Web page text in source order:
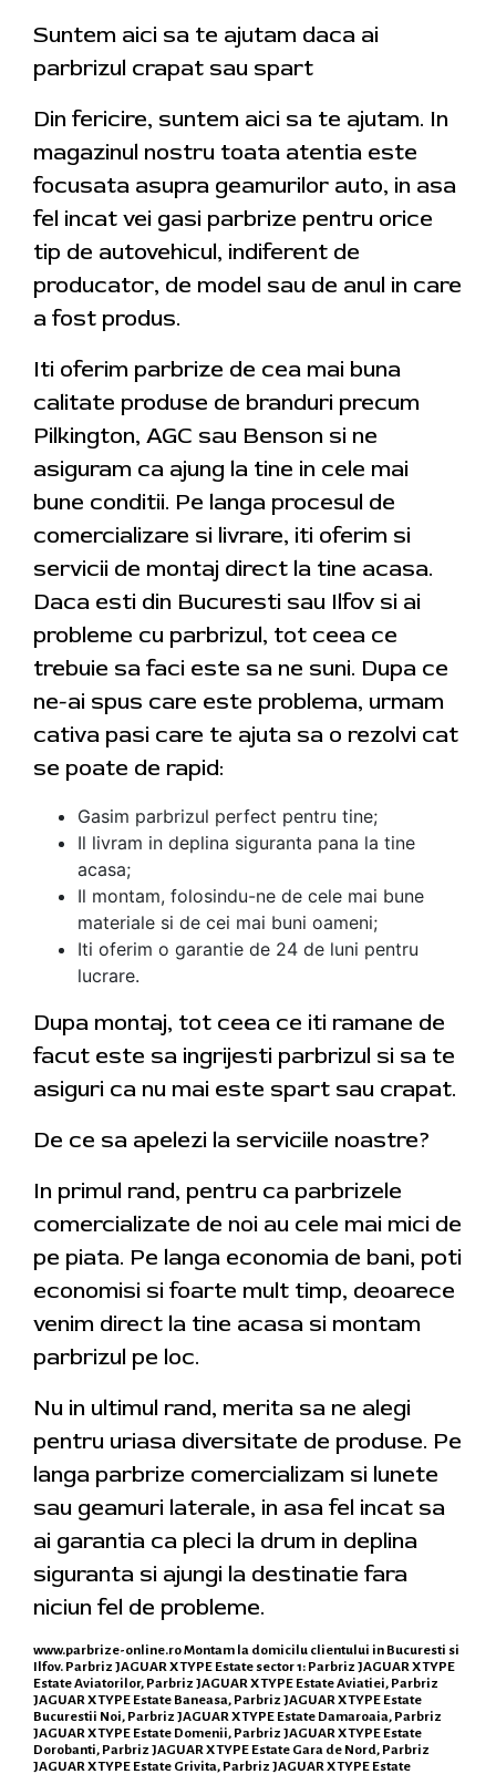
Suntem aici sa te ajutam daca ai
parbrizul crapat sau spart
Din fericire, suntem aici sa te ajutam. In
magazinul nostru toata atentia este
focusata asupra geamurilor auto, in asa
fel incat vei gasi parbrize pentru orice
tip de autovehicul, indiferent de
producator, de model sau de anul in care
a fost produs.
Iti oferim parbrize de cea mai buna
calitate produse de branduri precum
Pilkington, AGC sau Benson si ne
asiguram ca ajung la tine in cele mai
bune conditii. Pe langa procesul de
comercializare si livrare, iti oferim si
servicii de montaj direct la tine acasa.
Daca esti din Bucuresti sau Ilfov si ai
probleme cu parbrizul, tot ceea ce
trebuie sa faci este sa ne suni. Dupa ce
ne-ai spus care este problema, urmam
cativa pasi care te ajuta sa o rezolvi cat
se poate de rapid:
Gasim parbrizul perfect pentru tine;
Il livram in deplina siguranta pana la tine
acasa;
Il montam, folosindu-ne de cele mai bune
materiale si de cei mai buni oameni;
Iti oferim o garantie de 24 de luni pentru
lucrare.
Dupa montaj, tot ceea ce iti ramane de
facut este sa ingrijesti parbrizul si sa te
asiguri ca nu mai este spart sau crapat.
De ce sa apelezi la serviciile noastre?
In primul rand, pentru ca parbrizele
comercializate de noi au cele mai mici de
pe piata. Pe langa economia de bani, poti
economisi si foarte mult timp, deoarece
venim direct la tine acasa si montam
parbrizul pe loc.
Nu in ultimul rand, merita sa ne alegi
pentru uriasa diversitate de produse. Pe
langa parbrize comercializam si lunete
sau geamuri laterale, in asa fel incat sa
ai garantia ca pleci la drum in deplina
siguranta si ajungi la destinatie fara
niciun fel de probleme.
www.parbrize-online.roMontam la domicilu clientului in Bucuresti si
Ilfov. Parbriz JAGUAR X TYPE Estate sector 1: Parbriz JAGUAR X TYPE
Estate Aviatorilor, Parbriz JAGUAR X TYPE Estate Aviatiei, Parbriz
JAGUAR X TYPE Estate Baneasa, Parbriz JAGUAR X TYPE Estate
Bucurestii Noi, Parbriz JAGUAR X TYPE Estate Damaroaia, Parbriz
JAGUAR X TYPE Estate Domenii, Parbriz JAGUAR X TYPE Estate
Dorobanti, Parbriz JAGUAR X TYPE Estate Gara de Nord, Parbriz
JAGUAR X TYPE Estate Grivita, Parbriz JAGUAR X TYPE Estate